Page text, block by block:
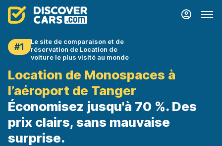
#1
Le site de comparaison et de
réservation de Location de
voiture le plus visité au monde
Location de Monospaces à
l’aéroport de Tanger
Économisez jusqu'à 70 %. Des
prix clairs, sans mauvaise
surprise.